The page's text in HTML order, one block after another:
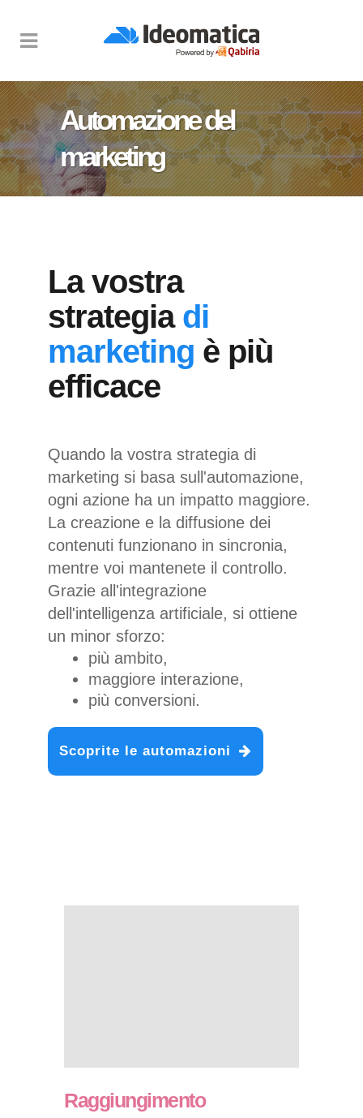
Automazione del
marketing
La vostra
strategia di
marketing è più
efficace
Quando la vostra strategia di
marketing si basa sull'automazione,
ogni azione ha un impatto maggiore.
La creazione e la diffusione dei
contenuti funzionano in sincronia,
mentre voi mantenete il controllo.
Grazie all'integrazione
dell'intelligenza artificiale, si ottiene
un minor sforzo:
più ambito,
maggiore interazione,
più conversioni.
Scoprite le automazioni
Raggiungimento